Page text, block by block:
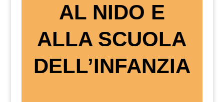
AL NIDO E
ALLA SCUOLA
DELL’INFANZIA